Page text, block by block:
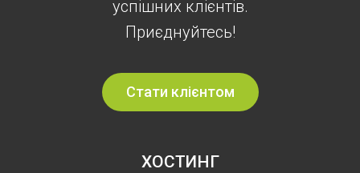
успішних клієнтів.
Приєднуйтесь!
Стати клієнтом
ХОСТИНГ